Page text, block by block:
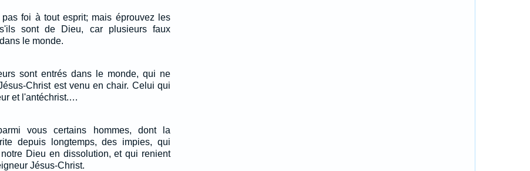
pas foi à tout esprit; mais éprouvez les
sont de Dieu, car plusieurs faux
le monde.
sont entrés dans le monde, qui ne
Christ est venu en chair. Celui qui
et l'antéchrist.…
vous certains hommes, dont la
depuis longtemps, des impies, qui
Dieu en dissolution, et qui renient
Jésus-Christ.